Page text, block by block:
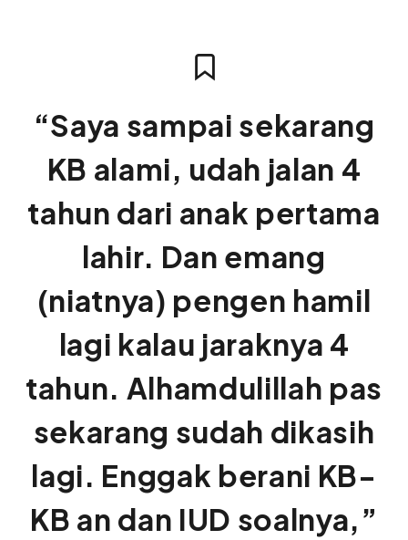
“Saya sampai sekarang
KB alami, udah jalan 4
tahun dari anak pertama
lahir. Dan emang
(niatnya) pengen hamil
lagi kalau jaraknya 4
tahun. Alhamdulillah pas
sekarang sudah dikasih
lagi. Enggak berani KB-
KB an dan IUD soalnya,”